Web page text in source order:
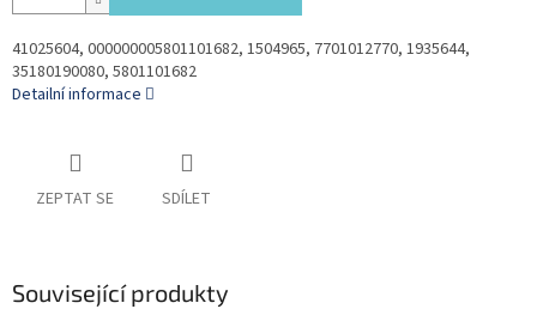
41025604, 000000005801101682, 1504965, 7701012770, 1935644,
35180190080, 5801101682
Detailní informace
ZEPTAT SE SDÍLET
Související produkty